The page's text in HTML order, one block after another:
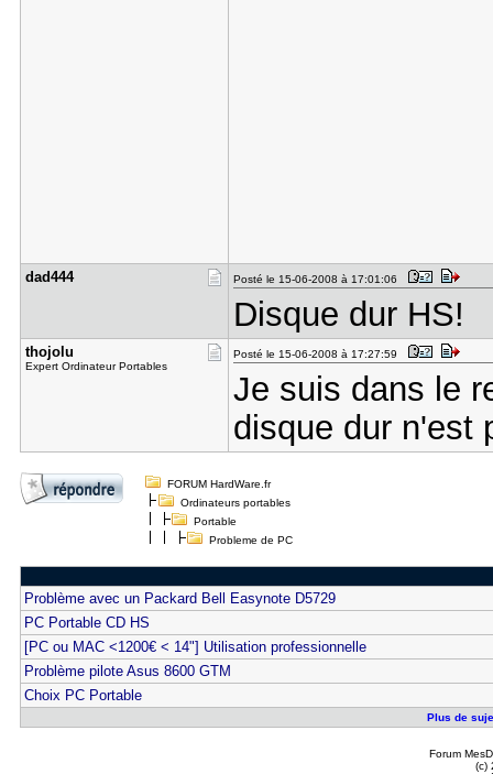
dad444 Posté le 15-06-2008 à 17:01:06
Disque dur HS!
thojolu
Expert Ordinateur Portables
Posté le 15-06-2008 à 17:27:59
Je suis dans le
disque dur n'est
FORUM HardWare.fr
Ordinateurs portables
Portable
Probleme de PC
Problème avec un Packard Bell Easynote D5729
PC Portable CD HS
[PC ou MAC <1200€ < 14"] Utilisation professionnelle
Problème pilote Asus 8600 GTM
Choix PC Portable
Plus de
Forum
(c)